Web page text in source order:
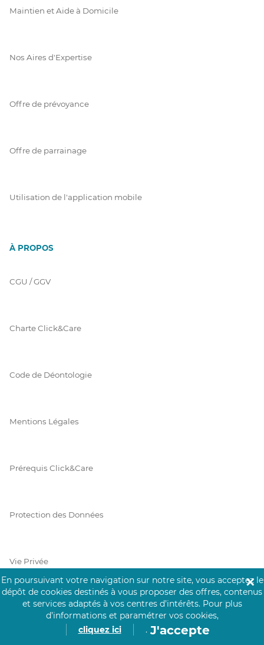
Maintien et Aide à Domicile
Nos Aires d'Expertise
Offre de prévoyance
Offre de parrainage
Utilisation de l'application mobile
À PROPOS
CGU / GGV
Charte Click&Care
Code de Déontologie
Mentions Légales
Prérequis Click&Care
Protection des Données
Vie Privée
PAIEMENT SÉCURISÉ
La collecte de vos informations de carte bancaire est cryptée
En poursuivant votre navigation sur notre site, vous acceptez le
dépôt de cookies destinés à vous proposer des offres, contenus
et services adaptés à vos centres d’intérêts. Pour plus
d’informations et paramétrer vos cookies,
cliquez ici
. J'accepte
✕